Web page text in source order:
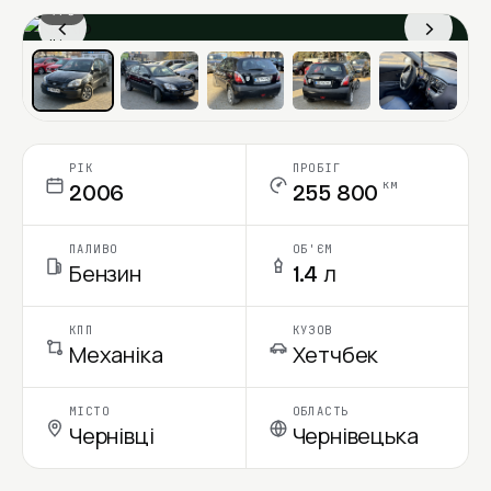
‹ ›
1 / 6
Ціна в місяць
РІК
2006
ПРОБІГ
255 800 км
ПАЛИВО
Бензин
ОБ'ЄМ
1.4 л
КПП
Механіка
КУЗОВ
Хетчбек
МІСТО
Чернівці
ОБЛАСТЬ
Чернівецька